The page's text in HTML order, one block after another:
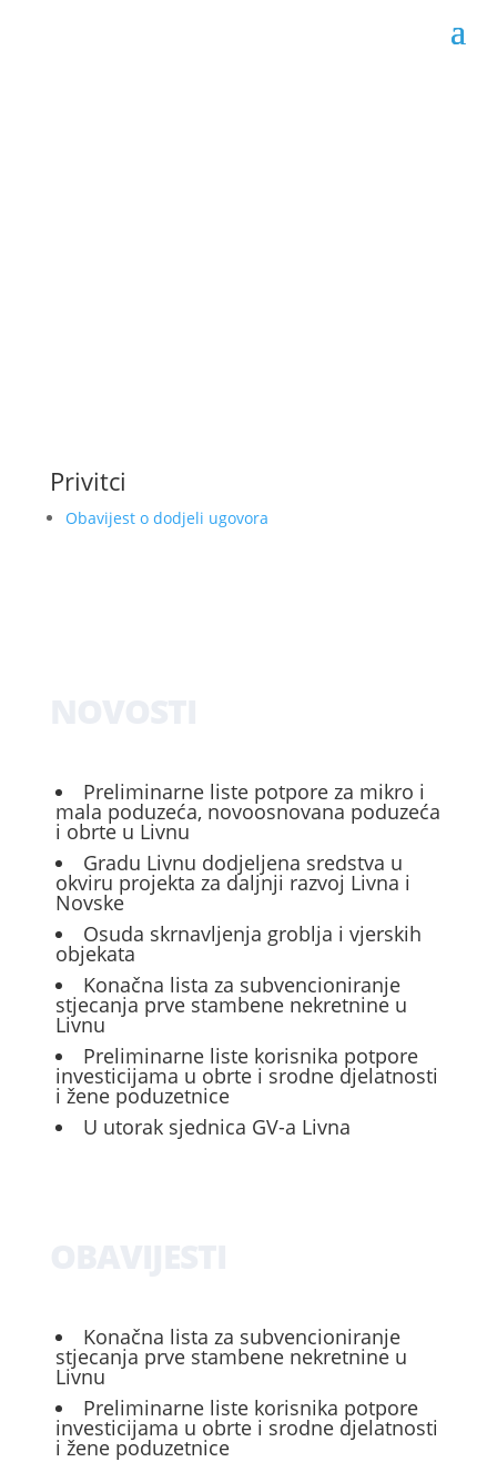
Privitci
Obavijest o dodjeli ugovora
Preliminarne liste potpore za mikro i
mala poduzeća, novoosnovana poduzeća
i obrte u Livnu
Gradu Livnu dodjeljena sredstva u
okviru projekta za daljnji razvoj Livna i
Novske
Osuda skrnavljenja groblja i vjerskih
objekata
Konačna lista za subvencioniranje
stjecanja prve stambene nekretnine u
Livnu
Preliminarne liste korisnika potpore
investicijama u obrte i srodne djelatnosti
i žene poduzetnice
U utorak sjednica GV-a Livna
Konačna lista za subvencioniranje
stjecanja prve stambene nekretnine u
Livnu
Preliminarne liste korisnika potpore
investicijama u obrte i srodne djelatnosti
i žene poduzetnice